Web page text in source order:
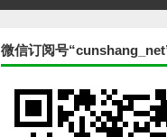
微信订阅号